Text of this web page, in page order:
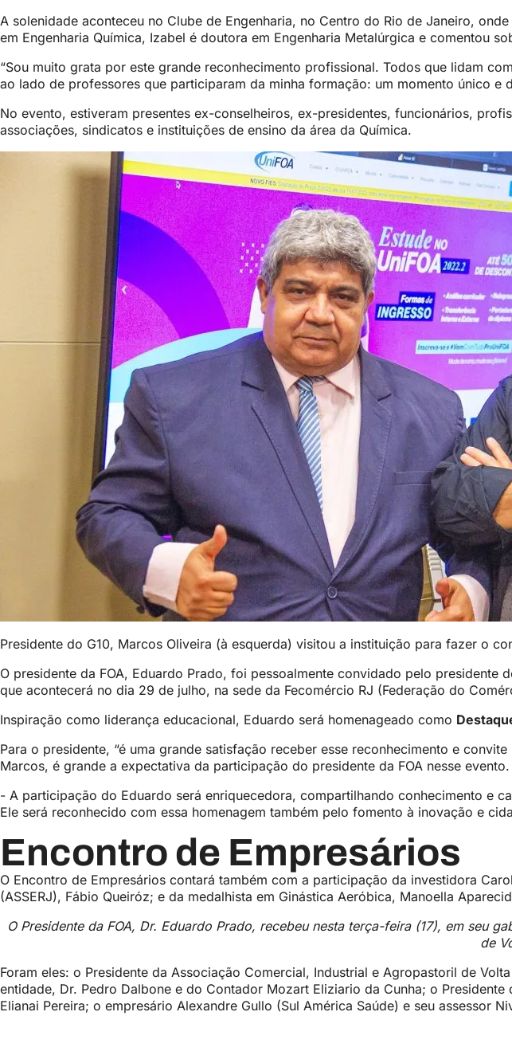
A solenidade aconteceu no Clube de Engenharia, no Centro do Rio de Janeiro,
em Engenharia Química, Izabel é doutora em Engenharia Metalúrgica e comentou
“Sou muito grata por este grande reconhecimento profissional. Todos que lidam
ao lado de professores que participaram da minha formação: um momento único e
No evento, estiveram presentes ex-conselheiros, ex-presidentes, funcionários,
associações, sindicatos e instituições de ensino da área da Química.
Presidente do G10, Marcos Oliveira (à esquerda) visitou a instituição para fazer o
O presidente da FOA, Eduardo Prado, foi pessoalmente convidado pelo presidente
que acontecerá no dia 29 de julho, na sede da Fecomércio RJ (Federação do
Inspiração como liderança educacional, Eduardo será homenageado como
Para o presidente, “é uma grande satisfação receber esse reconhecimento e
Marcos, é grande a expectativa da participação do presidente da FOA nesse evento.
- A participação do Eduardo será enriquecedora, compartilhando conhecimento e
Ele será reconhecido com essa homenagem também pelo fomento à inovação e
Encontro de Empresários
O Encontro de Empresários contará também com a participação da investidora
(ASSERJ), Fábio Queiróz; e da medalhista em Ginástica Aeróbica, Manoella
O Presidente da FOA, Dr. Eduardo Prado, recebeu nesta terça-feira (17), em seu
de
Foram eles: o Presidente da Associação Comercial, Industrial e Agropastoril de
entidade, Dr. Pedro Dalbone e do Contador Mozart Eliziario da Cunha; o
Elianai Pereira; o empresário Alexandre Gullo (Sul América Saúde) e seu assessor